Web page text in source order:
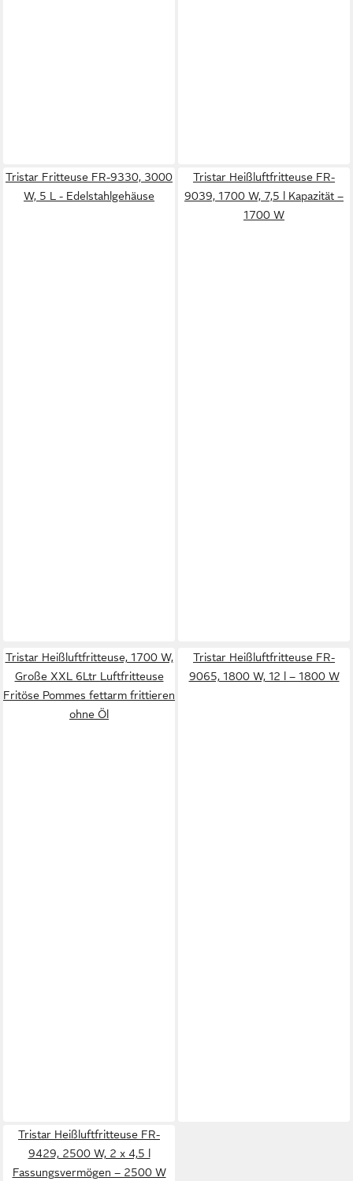
Tristar Fritteuse FR-9330, 3000
W, 5 L - Edelstahlgehäuse
Tristar Heißluftfritteuse FR-
9039, 1700 W, 7,5 l Kapazität –
1700 W
Tristar Heißluftfritteuse, 1700 W,
Große XXL 6Ltr Luftfritteuse
Fritöse Pommes fettarm frittieren
ohne Öl
Tristar Heißluftfritteuse FR-
9065, 1800 W, 12 l – 1800 W
Tristar Heißluftfritteuse FR-
9429, 2500 W, 2 x 4,5 l
Fassungsvermögen – 2500 W